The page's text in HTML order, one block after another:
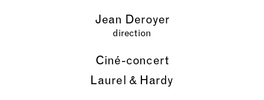
Jean Deroyer
direction
Ciné-concert
Laurel & Hardy